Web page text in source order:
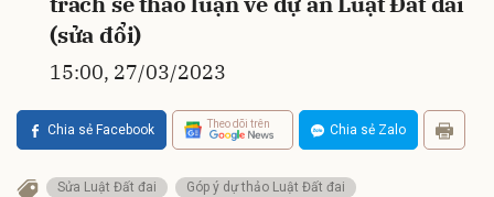
(sửa đổi)
15:00, 27/03/2023
Chia sẻ Facebook Theo dõi trên Chia sẻ Zalo
Sửa Luật Đất đai
Góp ý dự thảo Luật Đất đai